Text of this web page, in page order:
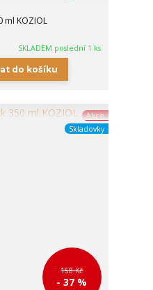
ml KOZIOL
SKLADEM poslední 1 ks
do košíku
Akce
Skladovky
158 Kč
- 37 %